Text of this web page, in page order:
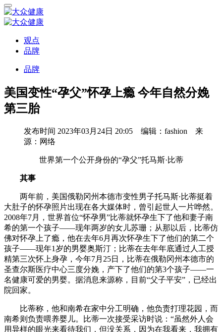
观点
品牌
品牌
美国变性“孕父”怀孕上瘾 今年自然分娩
第三胎
发布时间 2023年03月24日 20:05 编辑：fashion 来
源：网络
世界第一个公开身份的“孕父”托马斯·比蒂
其事
两年前，美国俄勒冈州本德市变性男子托马斯·比蒂挺着
大肚子的怀孕照片出现在各大媒体时，曾引起世人一片哗然。
2008年7月，世界首位“怀孕男”比蒂就怀孕生下了他和妻子南
希的第一个孩子——现年两岁的女儿苏珊；从那以后，比蒂仿
佛对怀孕上了瘾，他在去年6月再次怀孕生下了他们的第二个
孩子——现年1岁的男婴奥斯汀；比蒂在去年年底通过人工授
精第三次怀上身孕，今年7月25日，比蒂在俄勒冈州本德市的
圣查尔斯医疗中心三度分娩，产下了他们的第3个孩子——一
名健康可爱的男婴。据消息来源称，目前“父子平安”，已经出
院回家。
比蒂称，他和南希在家中分工明确，他负责打理花园，而
南希则负责喂养婴儿。比蒂一次接受采访时说：“虽然外人会
用异样的眼光来看待我们，但没关系，因为在我看来，我拥有